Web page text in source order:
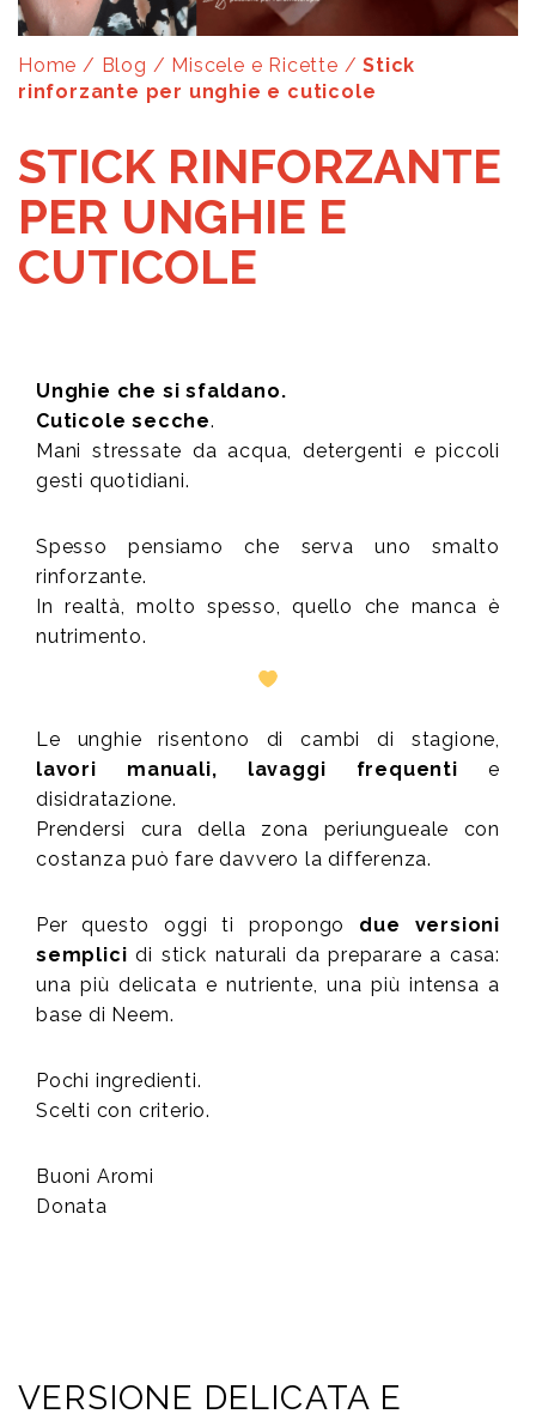
Home / Blog / Miscele e Ricette /Stick
rinforzante per unghie e cuticole
STICK RINFORZANTE
PER UNGHIE E
CUTICOLE
Unghie che si sfaldano.
Cuticole secche.
Mani stressate da acqua, detergenti e piccoli
gesti quotidiani.
Spesso pensiamo che serva uno smalto
rinforzante.
In realtà, molto spesso, quello che manca è
nutrimento.
Le unghie risentono di cambi di stagione,
lavori manuali, lavaggi frequentie
disidratazione.
Prendersi cura della zona periungueale con
costanza può fare davvero la differenza.
Per questo oggi ti propongo due versioni
semplici di stick naturali da preparare a casa:
una più delicata e nutriente, una più intensa a
base di Neem.
Pochi ingredienti.
Scelti con criterio.
Buoni Aromi
Donata
VERSIONE DELICATA E